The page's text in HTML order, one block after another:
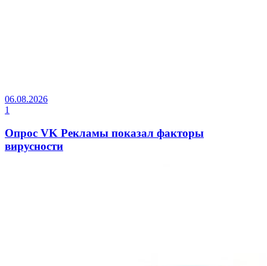
06.08.2026
1
Опрос VK Рекламы показал факторы
вирусности